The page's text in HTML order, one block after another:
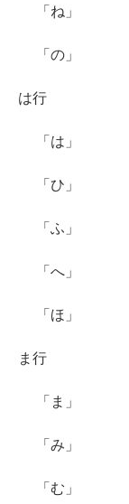
「ね」
「の」
は行
「は」
「ひ」
「ふ」
「へ」
「ほ」
ま行
「ま」
「み」
「む」